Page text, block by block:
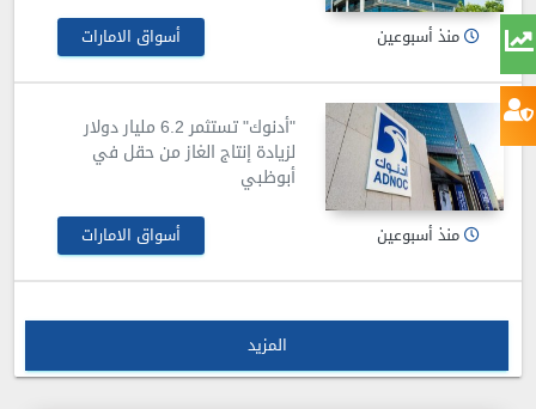
منذ أسبوعين أسواق الامارات
"أدنوك" تستثمر 6.2 مليار دولار
لزيادة إنتاج الغاز من حقل في
أبوظبي
منذ أسبوعين أسواق الامارات
المزيد